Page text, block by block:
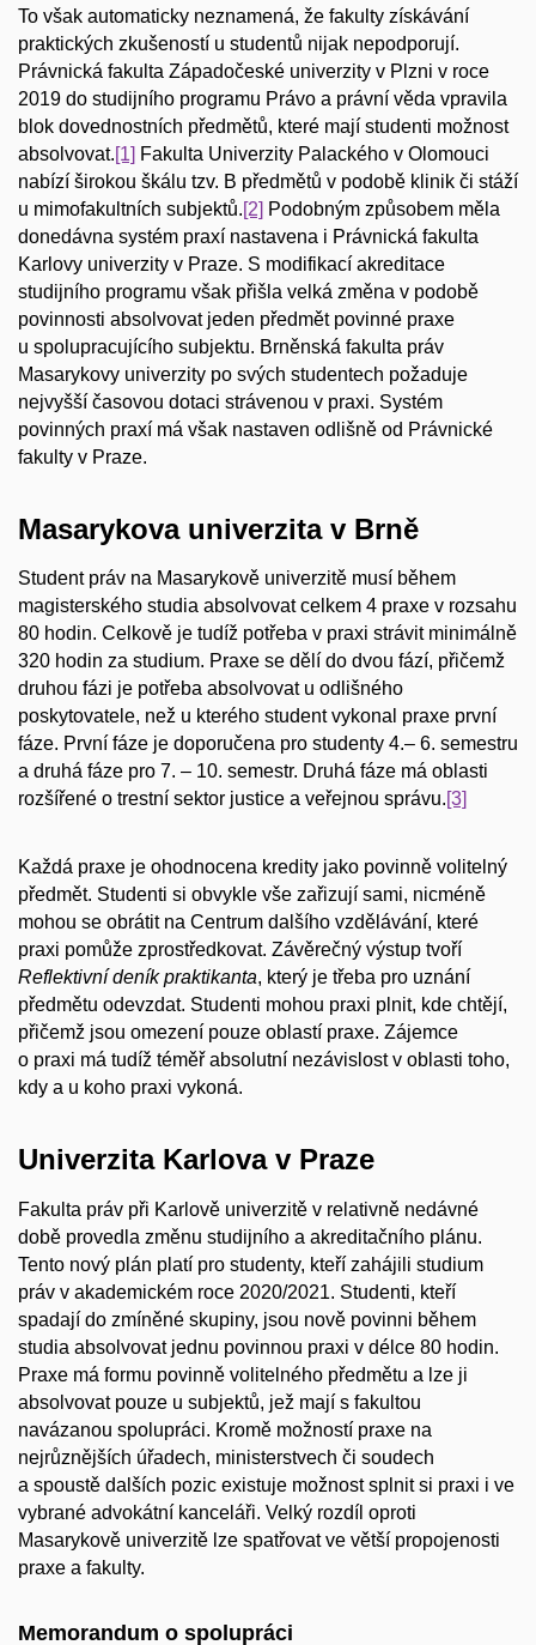
To však automaticky neznamená, že fakulty získávání
praktických zkušeností u studentů nijak nepodporují.
Právnická fakulta Západočeské univerzity v Plzni v roce
2019 do studijního programu Právo a právní věda vpravila
blok dovednostních předmětů, které mají studenti možnost
absolvovat.[1] Fakulta Univerzity Palackého v Olomouci
nabízí širokou škálu tzv. B předmětů v podobě klinik či stáží
u mimofakultních subjektů.[2] Podobným způsobem měla
donedávna systém praxí nastavena i Právnická fakulta
Karlovy univerzity v Praze. S modifikací akreditace
studijního programu však přišla velká změna v podobě
povinnosti absolvovat jeden předmět povinné praxe
u spolupracujícího subjektu. Brněnská fakulta práv
Masarykovy univerzity po svých studentech požaduje
nejvyšší časovou dotaci strávenou v praxi. Systém
povinných praxí má však nastaven odlišně od Právnické
fakulty v Praze.
Masarykova univerzita v Brně
Student práv na Masarykově univerzitě musí během
magisterského studia absolvovat celkem 4 praxe v rozsahu
80 hodin. Celkově je tudíž potřeba v praxi strávit minimálně
320 hodin za studium. Praxe se dělí do dvou fází, přičemž
druhou fázi je potřeba absolvovat u odlišného
poskytovatele, než u kterého student vykonal praxe první
fáze. První fáze je doporučena pro studenty 4.– 6. semestru
a druhá fáze pro 7. – 10. semestr. Druhá fáze má oblasti
rozšířené o trestní sektor justice a veřejnou správu.[3]
Každá praxe je ohodnocena kredity jako povinně volitelný
předmět. Studenti si obvykle vše zařizují sami, nicméně
mohou se obrátit na Centrum dalšího vzdělávání, které
praxi pomůže zprostředkovat. Závěrečný výstup tvoří
Reflektivní deník praktikanta, který je třeba pro uznání
předmětu odevzdat. Studenti mohou praxi plnit, kde chtějí,
přičemž jsou omezení pouze oblastí praxe. Zájemce
o praxi má tudíž téměř absolutní nezávislost v oblasti toho,
kdy a u koho praxi vykoná.
Univerzita Karlova v Praze
Fakulta práv při Karlově univerzitě v relativně nedávné
době provedla změnu studijního a akreditačního plánu.
Tento nový plán platí pro studenty, kteří zahájili studium
práv v akademickém roce 2020/2021. Studenti, kteří
spadají do zmíněné skupiny, jsou nově povinni během
studia absolvovat jednu povinnou praxi v délce 80 hodin.
Praxe má formu povinně volitelného předmětu a lze ji
absolvovat pouze u subjektů, jež mají s fakultou
navázanou spolupráci. Kromě možností praxe na
nejrůznějších úřadech, ministerstvech či soudech
a spoustě dalších pozic existuje možnost splnit si praxi i ve
vybrané advokátní kanceláři. Velký rozdíl oproti
Masarykově univerzitě lze spatřovat ve větší propojenosti
praxe a fakulty.
Memorandum o spolupráci